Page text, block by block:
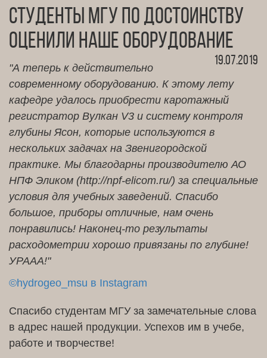
Студенты МГУ по достоинству
оценили наше оборудование
19.07.2019
"А теперь к действительно
современному оборудованию. К этому лету
кафедре удалось приобрести каротажный
регистратор Вулкан V3 и систему контроля
глубины Ясон, которые используются в
нескольких задачах на Звенигородской
практике. Мы благодарны производителю АО
НПФ Эликом (http://npf-elicom.ru/) за специальные
условия для учебных заведений. Спасибо
большое, приборы отличные, нам очень
понравились! Наконец-то результаты
расходометрии хорошо привязаны по глубине!
УРААА!"
©hydrogeo_msu в Instagram
Спасибо студентам МГУ за замечательные слова
в адрес нашей продукции. Успехов им в учебе,
работе и творчестве!